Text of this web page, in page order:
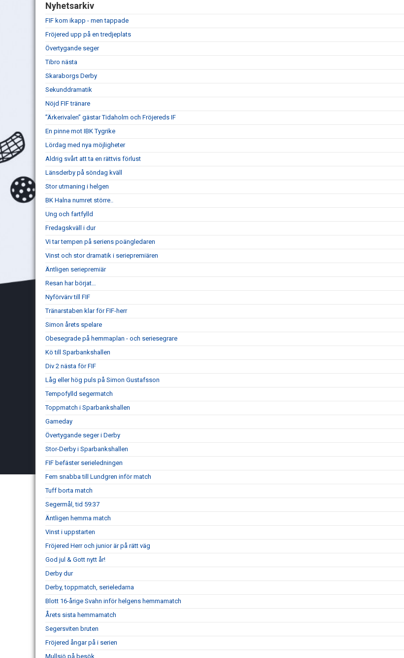
Nyhetsarkiv
FIF kom ikapp - men tappade
Fröjered upp på en tredjeplats
Övertygande seger
Tibro nästa
Skaraborgs Derby
Sekunddramatik
Nöjd FIF tränare
”Ärkerivalen” gästar Tidaholm och Fröjereds IF
En pinne mot IBK Tygrike
Lördag med nya möjligheter
Aldrig svårt att ta en rättvis förlust
Länsderby på söndag kväll
Stor utmaning i helgen
BK Halna numret större..
Ung och fartfylld
Fredagskväll i dur
Vi tar tempen på seriens poängledaren
Vinst och stor dramatik i seriepremiären
Äntligen seriepremiär
Resan har börjat…
Nyförvärv till FIF
Tränarstaben klar för FIF-herr
Simon årets spelare
Obesegrade på hemmaplan - och seriesegrare
Kö till Sparbankshallen
Div 2 nästa för FIF
Låg eller hög puls på Simon Gustafsson
Tempofylld segermatch
Toppmatch i Sparbankshallen
Gameday
Övertygande seger i Derby
Stor-Derby i Sparbankshallen
FIF befäster serieledningen
Fem snabba till Lundgren inför match
Tuff borta match
Segermål, tid 59:37
Äntligen hemma match
Vinst i uppstarten
Fröjered Herr och junior är på rätt väg
God jul & Gott nytt år!
Derby dur
Derby, toppmatch, serieledarna
Blott 16-årige Svahn inför helgens hemmamatch
Årets sista hemmamatch
Segersviten bruten
Fröjered ångar på i serien
Mullsjö på besök